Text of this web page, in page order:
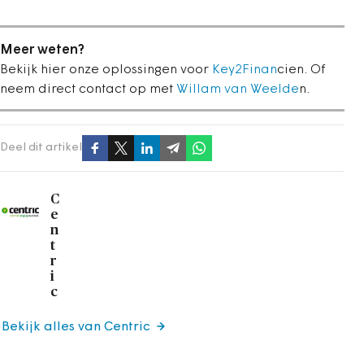
Meer weten?
Bekijk hier onze oplossingen voor Key2Financien. Of
neem direct contact op met Willam van Weelden.
Deel dit artikel
C
e
n
t
r
i
c
Bekijk alles van Centric